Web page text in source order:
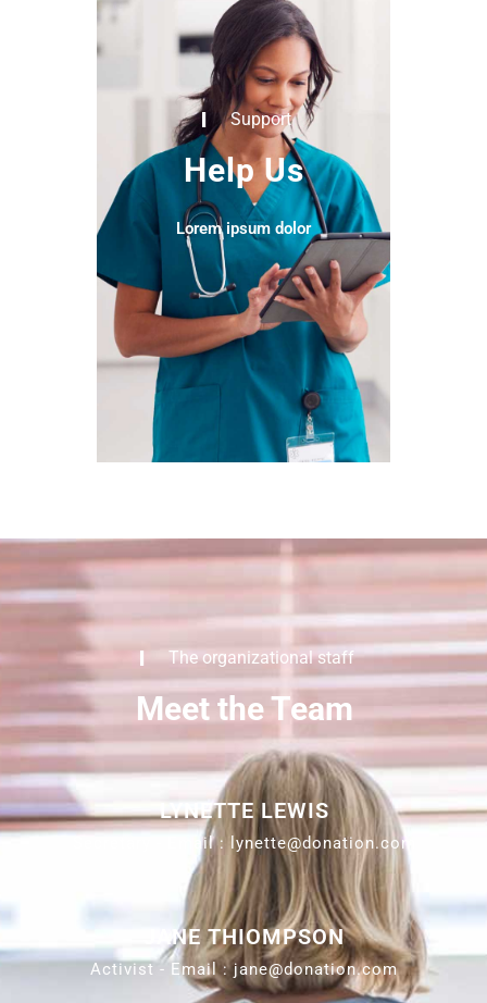
Support
Help Us
Lorem ipsum dolor
The organizational staff
Meet the Team
LYNETTE LEWIS
Secretary - Email : lynette@donation.com
JANE THIOMPSON
Activist - Email : jane@donation.com